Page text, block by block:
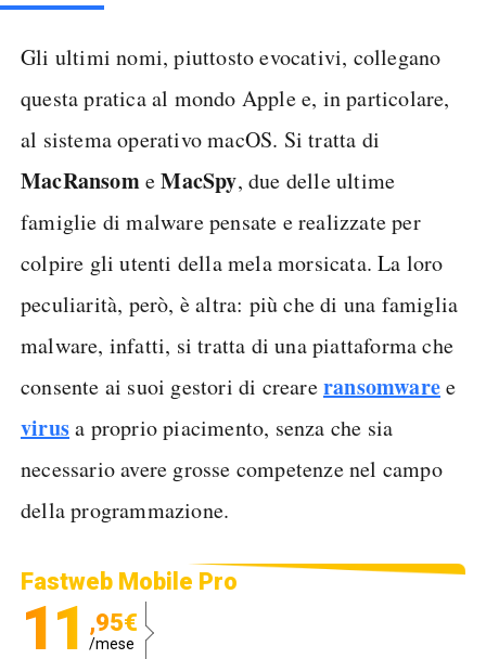
Gli ultimi nomi, piuttosto evocativi, collegano
questa pratica al mondo Apple e, in particolare,
al sistema operativo macOS. Si tratta di
MacRansomeMacSpy, due delle ultime
famiglie di malware pensate e realizzate per
colpire gli utenti della mela morsicata. La loro
peculiarità, però, è altra: più che di una famiglia
malware, infatti, si tratta di una piattaforma che
consente ai suoi gestori di creareransomwaree
virusa proprio piacimento, senza che sia
necessario avere grosse competenze nel campo
della programmazione.
Fastweb Mobile Pro
11 ,95€
/mese